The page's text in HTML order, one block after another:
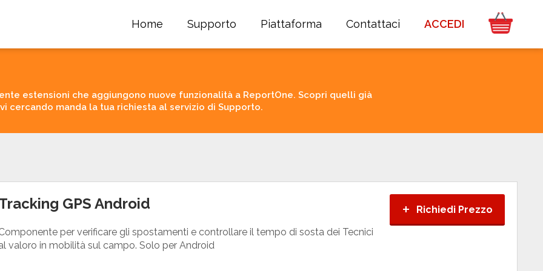
Home Supporto Piattaforma Contattaci ACCEDI
estensioni che aggiungono nuove funzionalità a ReportOne. Scopri quelli già
cercando manda la tua richiesta al servizio di Supporto.
+ Richiedi Prezzo
GPS Android
per verificare gli spostamenti e controllare il tempo di sosta dei Tecnici
valoro in mobilità sul campo. Solo per Android